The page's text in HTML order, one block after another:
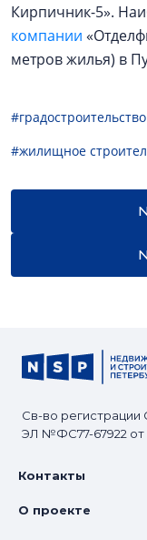
Кирпичник-5».
компании
метров жилья) в
#градостроительство
#жилищное
Св-во
ЭЛ №ФС77-67922 от
Контакты
О проекте